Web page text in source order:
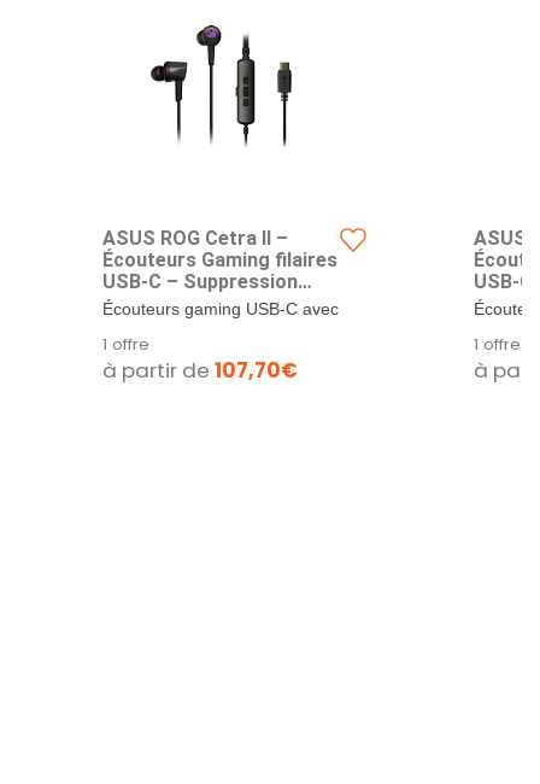
ASUS ROG Cetra II –
Écouteurs Gaming filaires
USB-C – Suppression
Active du Bruit ANC –
Transducteurs ASUS
Essence 9,4 mm – Aura
Sync RGB – Micro
antibruit – PC, Console,
Écouteurs gaming USB-C avec
ROG Cetra II...
1 offre
à partir de 107,70€
ASUS
USB-
Active
Sync
ROG
1 offre
à